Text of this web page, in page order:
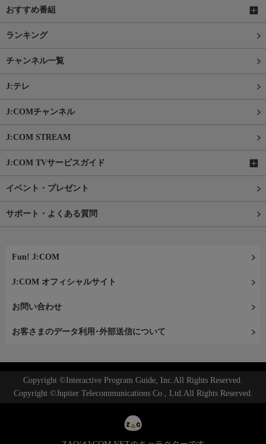
おすすめ番組
ランキング
チャンネル一覧
J:テレ
J:COMチャンネル
J:COM STREAM
J:COM TVサービスガイド
イベント・プレゼント
サポート・よくある質問
Fun! J:COM
J:COM オフィシャルサイト
お問い合わせ
お客さまのデータ利用･外部送信について
Copyright ©Interactive Program Guide, Inc.All Rights Reserved.
Copyright ©Jupiter Telecommunications Co., Ltd.All Rights Reserved.